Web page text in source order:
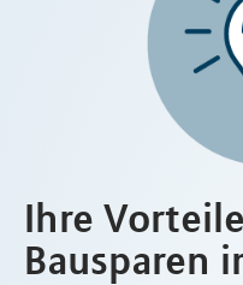
Ihre
Bausparen